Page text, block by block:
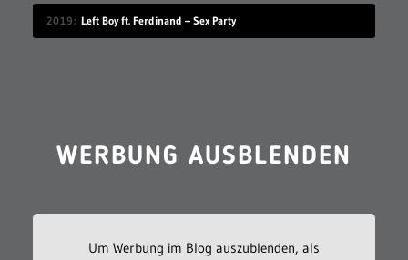
2019 Left Boy ft. Ferdinand – Sex Party
WERBUNG AUSBLENDEN
Um Werbung im Blog auszublenden, als